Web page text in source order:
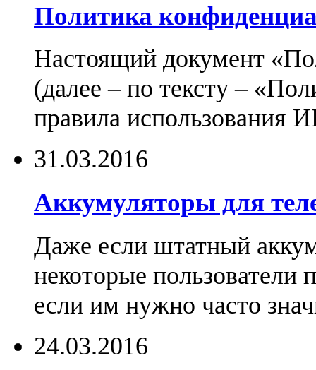
Политика
Настоящий документ
(далее – по тексту –
правила использования
31.03.2016
Аккумуляторы для
Даже если штатный
некоторые пользователи
если им нужно часто
24.03.2016